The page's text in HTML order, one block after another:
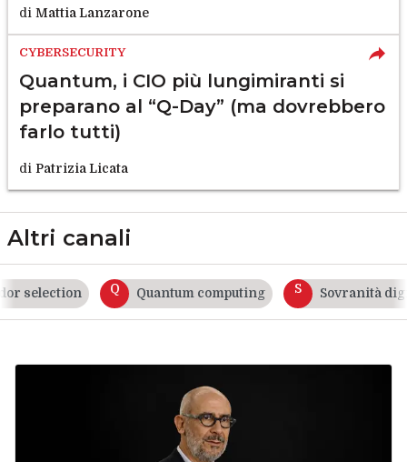
di Mattia Lanzarone
CYBERSECURITY
Quantum, i CIO più lungimiranti si
preparano al “Q-Day” (ma dovrebbero
farlo tutti)
di Patrizia Licata
Altri canali
selection Q Quantum computing Sovranità